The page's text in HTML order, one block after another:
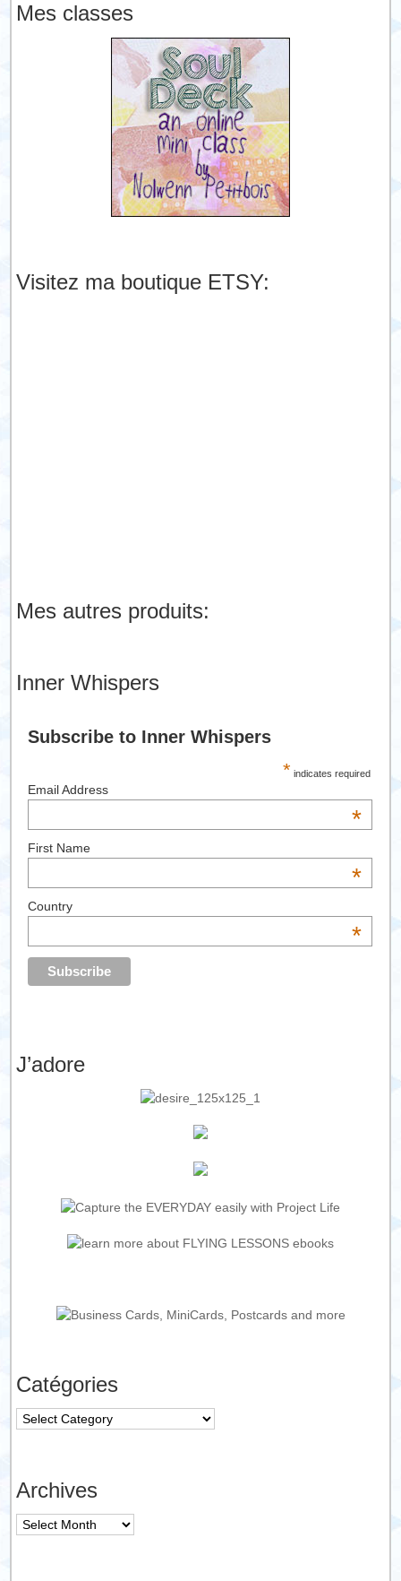
Mes classes
Visitez ma boutique ETSY:
Mes autres produits:
Inner Whispers
Subscribe to Inner Whispers
* indicates required
Email Address
*
First Name
*
Country
*
J’adore
Catégories
Catégories
Archives
Archives